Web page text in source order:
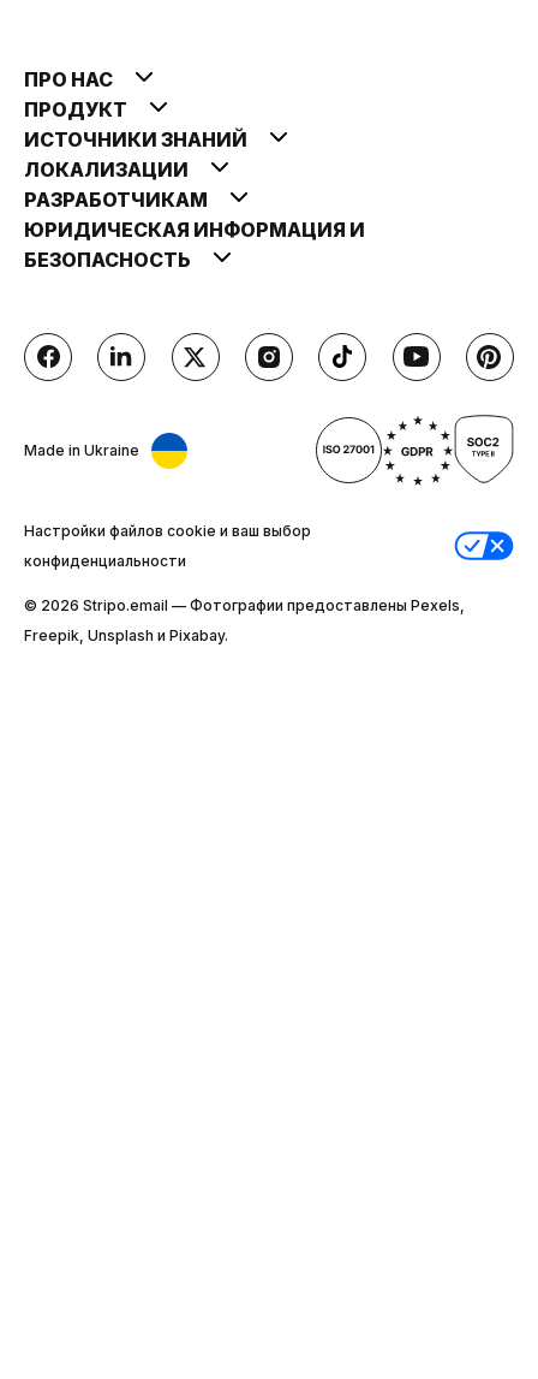
ПРО НАС
ПРОДУКТ
ИСТОЧНИКИ ЗНАНИЙ
ЛОКАЛИЗАЦИИ
РАЗРАБОТЧИКАМ
ЮРИДИЧЕСКАЯ ИНФОРМАЦИЯ И
БЕЗОПАСНОСТЬ
Made in Ukraine
Настройки файлов cookie и ваш выбор
конфиденциальности
© 2026 Stripо.email — Фотографии предоставлены Pexels,
Freepik, Unsplash и Pixabay.